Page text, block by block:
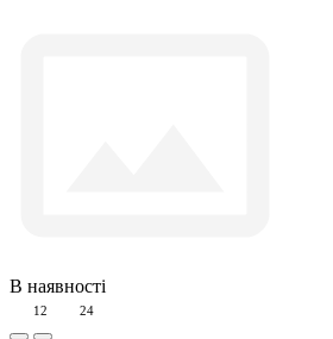
В наявності
12 24